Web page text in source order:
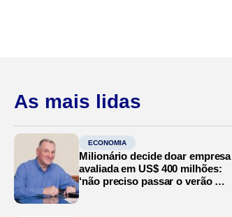
As mais lidas
ECONOMIA
Milionário decide doar empresa
avaliada em US$ 400 milhões:
‘não preciso passar o verão no